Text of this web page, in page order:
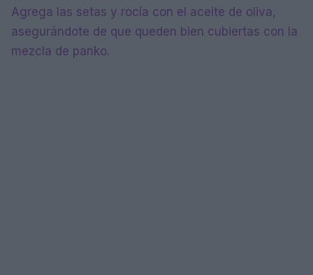
Agrega las setas y rocía con el aceite de oliva,
asegurándote de que queden bien cubiertas con la
mezcla de panko.